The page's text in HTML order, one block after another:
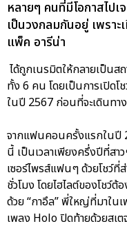
หลายๆ คนที่มีโอกาสไป
เป็นวงกลมกันอยู่ เพรา
แพ็ค อารีน่า
ได้ถูกเนรมิตให้กลายเป็นส
ทั้ง 6 คน โดยเป็นการเปิด
ในปี 2567 ก่อนที่จะเดินทา
จากแฟนคอนครั้งแรกในปี
นี้ เป็นเวลาเพียงครึ่งปีที่ส
เซอร์ไพรส์แฟนๆ ด้วยโชว์
ชั่วโมง โดยไฮไลต์ของโชว์ต้
ด้วย “กาอึล” พี่ใหญ่ที่มาใน
เพลง Holo ปิดท้ายด้วยสเ